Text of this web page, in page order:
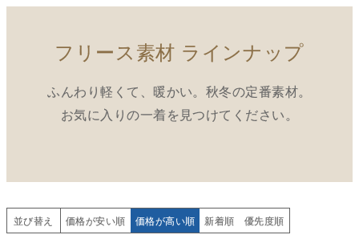
フリース素材 ラインナップ
ふんわり軽くて、暖かい。秋冬の定番素材。
お気に入りの一着を見つけてください。
並び替え 価格が安い順 価格が高い順 新着順 優先度順